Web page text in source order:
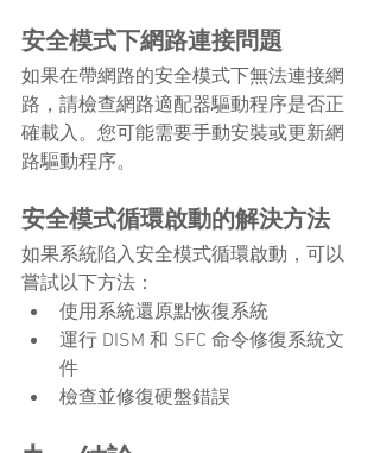
安全模式下網路連接問題
如果在帶網路的安全模式下無法連接網
路，請檢查網路適配器驅動程序是否正
確載入。您可能需要手動安裝或更新網
路驅動程序。
安全模式循環啟動的解決方法
如果系統陷入安全模式循環啟動，可以
嘗試以下方法：
使用系統還原點恢復系統
運行 DISM 和 SFC 命令修復系統文
件
檢查並修復硬盤錯誤